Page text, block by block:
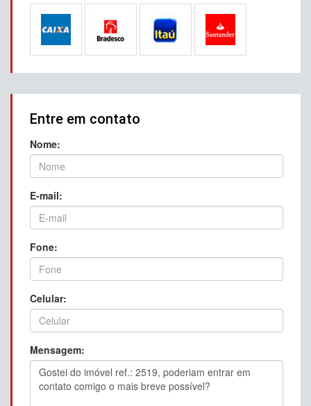
Entre em contato
Nome:
E-mail:
Fone:
Celular:
Mensagem: